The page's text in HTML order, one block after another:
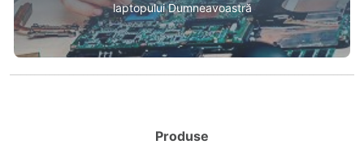
laptopului Dumneavoastră
Produse